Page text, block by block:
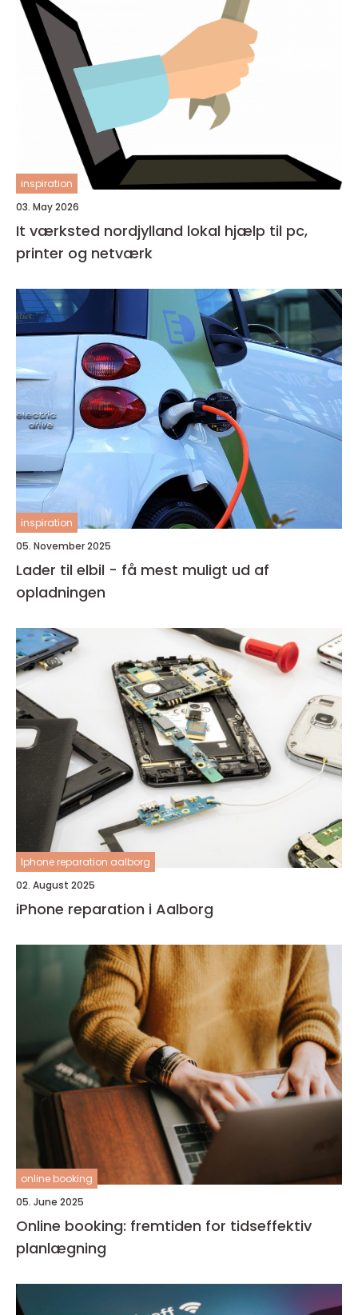
inspiration
03. May 2026
It værksted nordjylland lokal hjælp til pc,
printer og netværk
inspiration
05. November 2025
Lader til elbil - få mest muligt ud af
opladningen
Iphone reparation aalborg
02. August 2025
iPhone reparation i Aalborg
online booking
05. June 2025
Online booking: fremtiden for tidseffektiv
planlægning